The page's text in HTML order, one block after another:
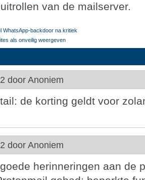
van de mailserver.
WhatsApp-backdoor na kritiek
als onveilig weergeven
door Anoniem
de korting geldt voor
door Anoniem
herinneringen aan de